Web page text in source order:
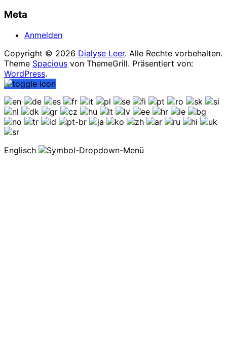
Meta
Anmelden
Copyright © 2026 Dialyse Leer. Alle Rechte vorbehalten.
Theme Spacious von ThemeGrill. Präsentiert von:
WordPress.
Englisch